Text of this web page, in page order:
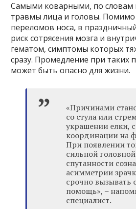
Самыми коварными, по словам
травмы лица и головы. Помимо
переломов носа, в
риск сотрясения мозга и
гематом, симптомы которых
сразу. Промедление при таких
может быть опасно для жизни.
«Причинами
со стула или
украшении елки,
координации на
При появлении
сильной
спутанности
асимметрии
срочно вызывать
помощь», –
специалист.